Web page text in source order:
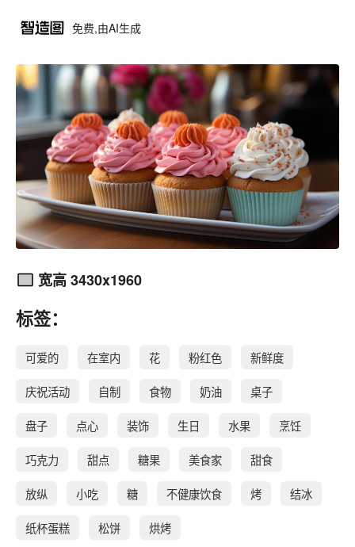
免费,由AI生成
宽高 3430x1960
标签：
可爱的 在室内 花 粉红色 新鲜度
庆祝活动 自制 食物 奶油 桌子
盘子 点心 装饰 生日 水果 烹饪
巧克力 甜点 糖果 美食家 甜食
放纵 小吃 糖 不健康饮食 烤 结冰
纸杯蛋糕 松饼 烘烤